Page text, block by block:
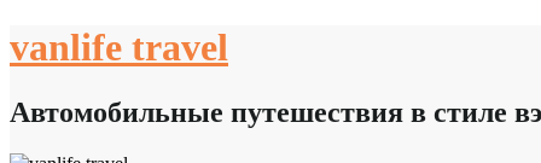
to
vanlife travel
Автомобильные путешествия в стиле